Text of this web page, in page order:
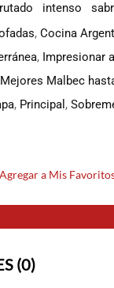
intenso
, Cocina
, Impresionar
Mejores Malbec
, Principal ,
Agregar a Mis
(0)